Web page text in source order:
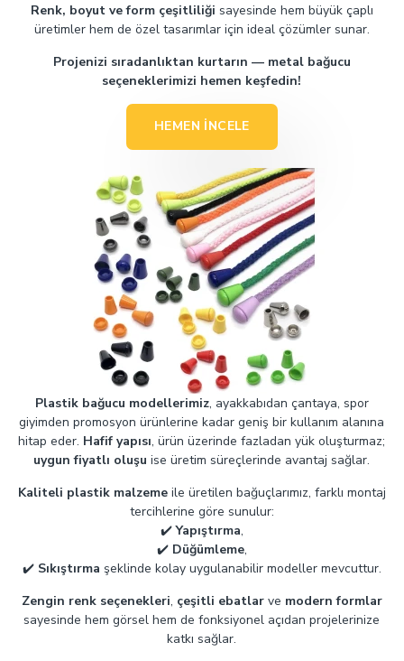
Renk, boyut ve form çeşitliliği sayesinde hem büyük çaplı
üretimler hem de özel tasarımlar için ideal çözümler sunar.
Projenizi sıradanlıktan kurtarın — metal bağucu
seçeneklerimizi hemen keşfedin!
HEMEN İNCELE
Plastik bağucu modellerimiz, ayakkabıdan çantaya, spor
giyimden promosyon ürünlerine kadar geniş bir kullanım alanına
hitap eder. Hafif yapısı, ürün üzerinde fazladan yük oluşturmaz;
uygun fiyatlı oluşu ise üretim süreçlerinde avantaj sağlar.
Kaliteli plastik malzemeile üretilen bağuçlarımız, farklı montaj
tercihlerine göre sunulur:
✔️Yapıştırma,
✔️ Düğümleme,
✔️ Sıkıştırma şeklinde kolay uygulanabilir modeller mevcuttur.
Zengin renk seçenekleri, çeşitli ebatlarve modern formlar
sayesinde hem görsel hem de fonksiyonel açıdan projelerinize
katkı sağlar.